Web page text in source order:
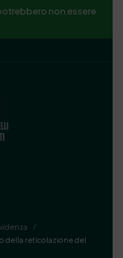
non essere
/
della reticolazione del